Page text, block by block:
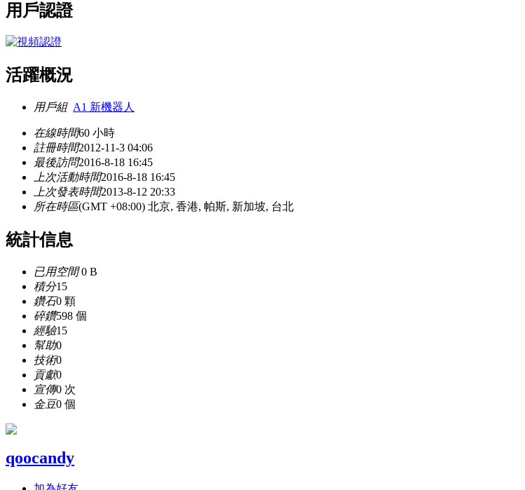
用戶認證
活躍概況
用戶組 A1 新機器人
在線時間60 小時
註冊時間2012-11-3 04:06
最後訪問2016-8-18 16:45
上次活動時間2016-8-18 16:45
上次發表時間2013-8-12 20:33
所在時區(GMT +08:00) 北京, 香港, 帕斯, 新加坡, 台北
統計信息
已用空間0 B
積分15
鑽石0 顆
碎鑽598 個
經驗15
幫助0
技術0
貢獻0
宣傳0 次
金豆0 個
qoocandy